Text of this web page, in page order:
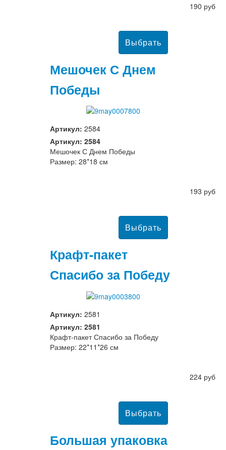
190 руб
Мешочек С Днем
Победы
Артикул: 2584
Артикул: 2584
Мешочек С Днем Победы
Размер: 28*18 см
193 руб
Крафт-пакет
Спасибо за Победу
Артикул: 2581
Артикул: 2581
Крафт-пакет Спасибо за Победу
Размер: 22*11*26 см
224 руб
Большая упаковка